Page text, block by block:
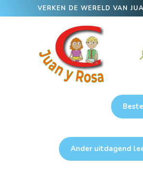
VERKEN DE WERELD VAN
Ander uitdagend